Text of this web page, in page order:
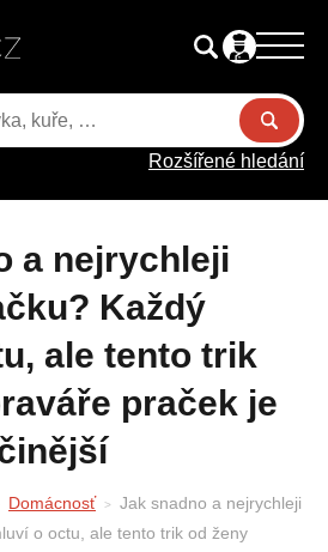
Rozšířené hledání
Každý
ale tento trik
praček je
Domácnosť
Jak snadno a nejrychleji
o octu, ale tento trik od ženy